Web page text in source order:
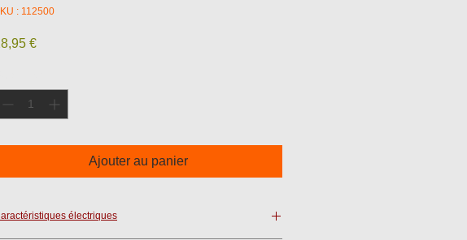
: 112500
€Prix
Ajouter au panier
électriques